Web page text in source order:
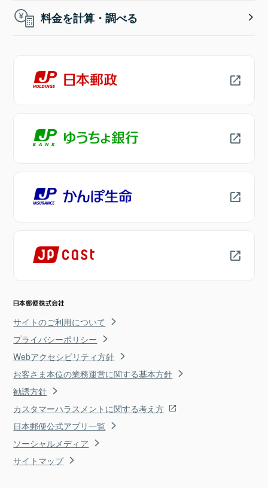
料金を計算・調べる
サイトのご利用について
プライバシーポリシー
Webアクセシビリティ方針
お客さま本位の業務運営に関する基本方針
勧誘方針
カスタマーハラスメントに関する考え方
日本郵便公式アプリ一覧
ソーシャルメディア
サイトマップ